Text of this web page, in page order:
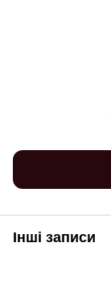
Інші записи